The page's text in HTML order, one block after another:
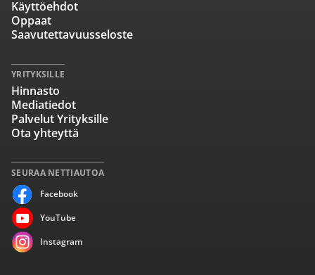
SEURAA NETTIAUTOA
Facebook
YouTube
Instagram
Käyttöehdot
Oppaat
Saavutettavuusseloste
YRITYKSILLE
Hinnasto
Mediatiedot
Palvelut Yrityksille
Ota yhteyttä